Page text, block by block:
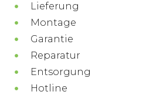
Lieferung
Montage
Garantie
Reparatur
Entsorgung
Hotline